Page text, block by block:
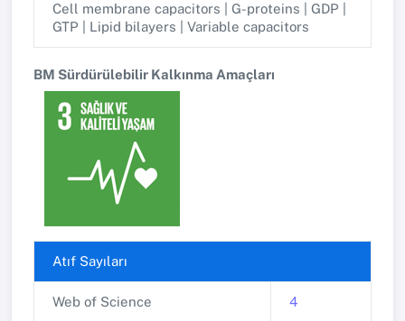
Cell membrane capacitors | G-proteins | GDP |
GTP | Lipid bilayers | Variable capacitors
BM Sürdürülebilir Kalkınma Amaçları
Atıf Sayıları
Web of Science 4